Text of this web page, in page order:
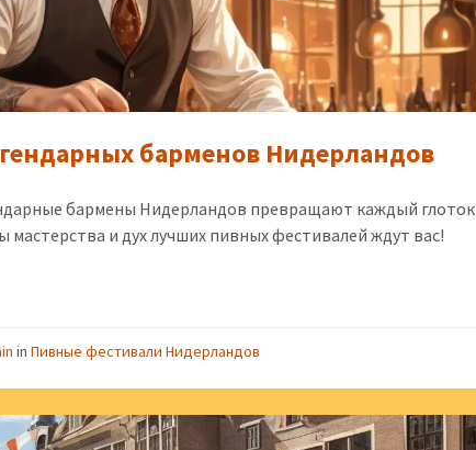
барменов Нидерландов
бармены Нидерландов превращают каждый глоток
мастерства и дух лучших пивных фестивалей ждут вас!
inПивные фестивали Нидерландов